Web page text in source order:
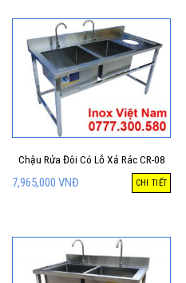
Chậu Rửa Đôi Có Lỗ Xả Rác CR-08
7,965,000 VNĐ CHI TIẾT